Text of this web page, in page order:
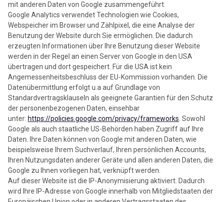
mit anderen Daten von Google zusammengeführt.
Google Analytics verwendet Technologien wie Cookies,
Webspeicher im Browser und Zählpixel, die eine Analyse der
Benutzung der Website durch Sie ermöglichen. Die dadurch
erzeugten Informationen über Ihre Benutzung dieser Website
werden in der Regel an einen Server von Google in den USA
übertragen und dort gespeichert. Für die USA ist kein
Angemessenheitsbeschluss der EU-Kommission vorhanden. Die
Datenübermittlung erfolgt u.a auf Grundlage von
Standardvertragsklauseln als geeignete Garantien für den Schutz
der personenbezogenen Daten, einsehbar
unter: https://policies.google.com/privacy/frameworks. Sowohl
Google als auch staatliche US-Behörden haben Zugriff auf Ihre
Daten. Ihre Daten können von Google mit anderen Daten, wie
beispielsweise Ihrem Suchverlauf, Ihren persönlichen Accounts,
Ihren Nutzungsdaten anderer Geräte und allen anderen Daten, die
Google zu Ihnen vorliegen hat, verknüpft werden.
Auf dieser Website ist die IP-Anonymisierung aktiviert. Dadurch
wird Ihre IP-Adresse von Google innerhalb von Mitgliedstaaten der